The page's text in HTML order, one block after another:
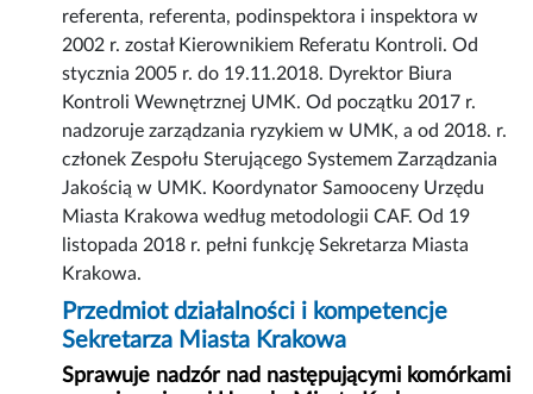
referenta, referenta, podinspektora i inspektora w
2002 r. został Kierownikiem Referatu Kontroli. Od
stycznia 2005 r. do 19.11.2018. Dyrektor Biura
Kontroli Wewnętrznej UMK. Od początku 2017 r.
nadzoruje zarządzania ryzykiem w UMK, a od 2018. r.
członek Zespołu Sterującego Systemem Zarządzania
Jakością w UMK. Koordynator Samooceny Urzędu
Miasta Krakowa według metodologii CAF. Od 19
listopada 2018 r. pełni funkcję Sekretarza Miasta
Krakowa.
Przedmiot działalności i kompetencje
Sekretarza Miasta Krakowa
Sprawuje nadzór nad następującymi komórkami